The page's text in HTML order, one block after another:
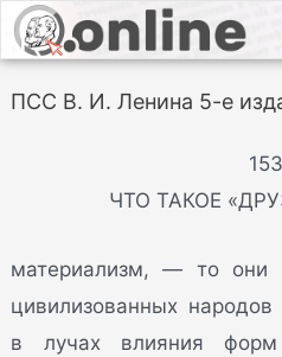
ПСС В. И. Ленина 5-е
153
ЧТО ТАКОЕ
материализм, — то они
цивилизованных народов
в лучах влияния форм